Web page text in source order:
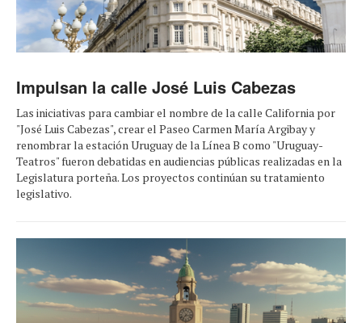
Impulsan la calle José Luis Cabezas
Las iniciativas para cambiar el nombre de la calle California por
"José Luis Cabezas", crear el Paseo Carmen María Argibay y
renombrar la estación Uruguay de la Línea B como "Uruguay-
Teatros" fueron debatidas en audiencias públicas realizadas en la
Legislatura porteña. Los proyectos continúan su tratamiento
legislativo.